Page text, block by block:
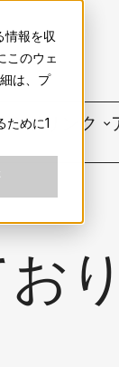
報を収
このウェ
は、プ
ために1
＆ドリンク
り